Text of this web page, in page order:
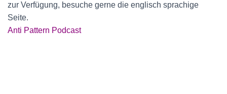
zur Verfügung, besuche gerne die englisch sprachige
Seite.
Anti Pattern Podcast